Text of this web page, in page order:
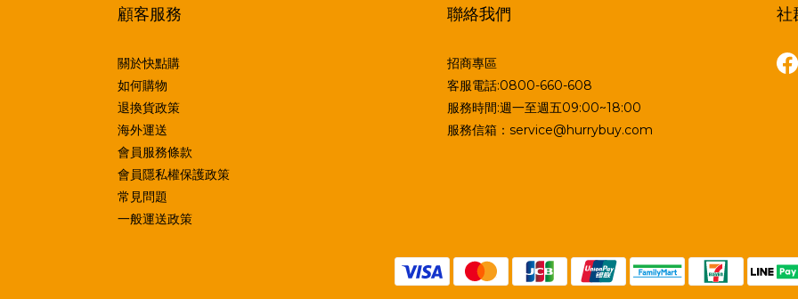
顧客服務
關於快點購
如何購物
退換貨政策
海外運送
會員服務條款
會員隱私權保護政策
常見問題
一般運送政策
聯絡我們
招商專區
客服電話:0800-660-608
服務時間:週一至週五09:00~18:00
服務信箱：service@hurrybuy.com
社